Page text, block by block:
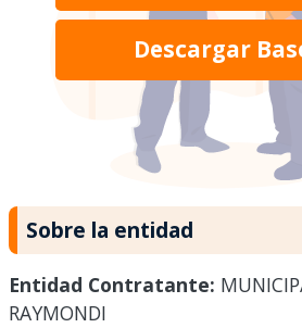
Descargar
Sobre la entidad
Entidad Contratante:
RAYMONDI